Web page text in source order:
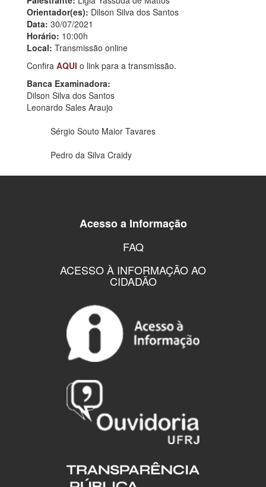
Orientador(es): Dilson Silva dos Santos
Data: 30/07/2021
Horário: 10:00h
Local: Transmissão online
Confira AQUI o link para a transmissão.
Banca Examinadora:
Dilson Silva dos Santos
Leonardo Sales Araujo
Sérgio Souto Maior Tavares
Pedro da Silva Craidy
Acesso a Informação
FAQ
ACESSO À INFORMAÇÃO AO
CIDADÃO